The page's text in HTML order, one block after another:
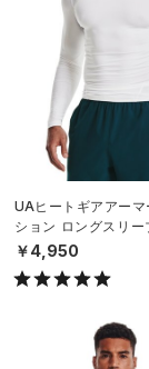
UAヒートギアアーマ
ション ロングスリー
レーニング/MEN）
￥4,950